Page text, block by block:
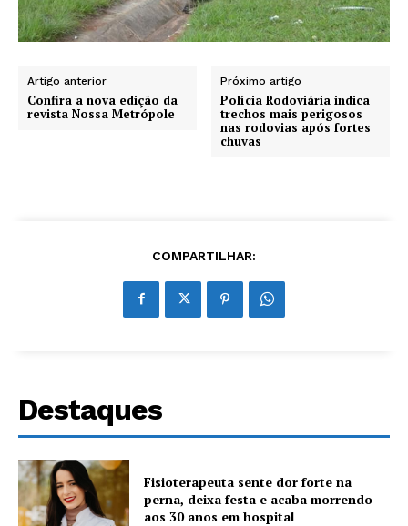
Artigo anterior
Confira a nova edição da
revista Nossa Metrópole
Próximo artigo
Polícia Rodoviária indica
trechos mais perigosos
nas rodovias após fortes
chuvas
COMPARTILHAR:
Destaques
Fisioterapeuta sente dor forte na
perna, deixa festa e acaba morrendo
aos 30 anos em hospital